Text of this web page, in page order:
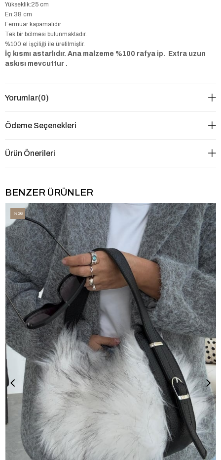
Yükseklik:25 cm
En:38 cm
Fermuar kapamalıdır.
Tek bir bölmesi bulunmaktadır.
%100 el işçiliği ile üretilmiştir.
İç kısmı astarlıdır. Ana malzeme %100 rafya ip. Extra uzun
askısı mevcuttur .
Yorumlar(0)
Ödeme Seçenekleri
Ürün Önerileri
BENZER ÜRÜNLER
%36